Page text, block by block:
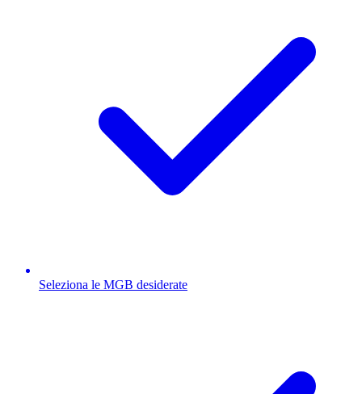
Seleziona le MGB desiderate